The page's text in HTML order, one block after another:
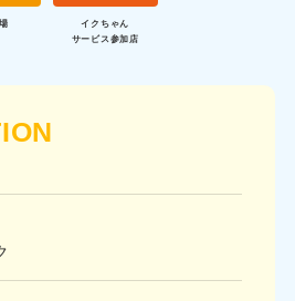
イクちゃん
サービス参加店